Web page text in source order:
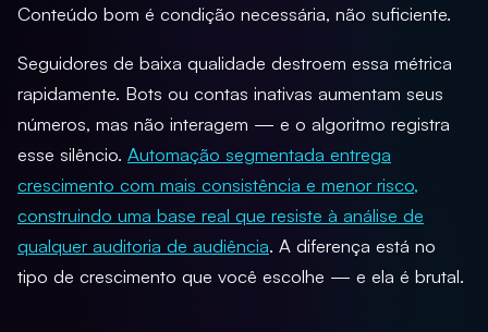
Conteúdo bom é condição necessária, não suficiente.
Seguidores de baixa qualidade destroem essa métrica
rapidamente. Bots ou contas inativas aumentam seus
números, mas não interagem — e o algoritmo registra
esse silêncio. Automação segmentada entrega
crescimento com mais consistência e menor risco,
construindo uma base real que resiste à análise de
qualquer auditoria de audiência. A diferença está no
tipo de crescimento que você escolhe — e ela é brutal.